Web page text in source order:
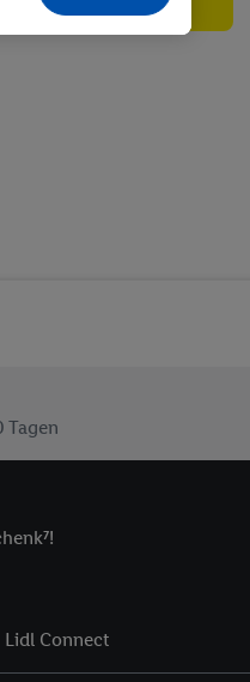
Tagen
Lidl Connect
- sowie Ihre
Speichern von
E-Mail-
verfügbar ist.
und einer
diese Kennung
Dritten betrieben
speziell zur
generell zu
(nur für
Utiq.